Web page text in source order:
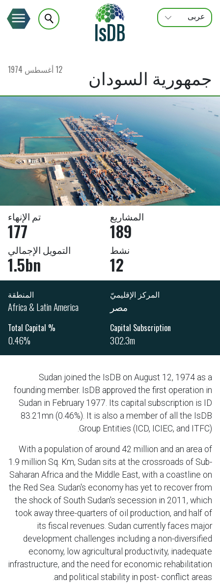
عربى
ENGLISH
FRANÇAIS
جمهورية السودان 12 أغسطس 1974
المشاريع
189
تم الإنهاء
177
نشط
12
التمويل الإجمالي
1.5bn
المركز الإقليميّ
مصر
المنطقة
Africa & Latin America
Capital Subscription
302.3m
% Total Capital
0.46%
Sudan joined the IsDB on August 12, 1974 as a
founding member. IsDB approved the first operation in
Sudan in February 1977. Its capital subscription is ID
83.21mn (0.46%). It is also a member of all the IsDB
Group Entities (ICD, ICIEC, and ITFC).
With a population of around 42 million and an area of
1.9 million Sq. Km, Sudan sits at the crossroads of Sub-
Saharan Africa and the Middle East, with a coastline on
the Red Sea. Sudan's economy has yet to recover from
the shock of South Sudan's secession in 2011, which
took away three-quarters of oil production, and half of
its fiscal revenues. Sudan currently faces major
development challenges including a non-diversified
economy, low agricultural productivity, inadequate
infrastructure, and the need for economic rehabilitation
and political stability in post- conflict areas.